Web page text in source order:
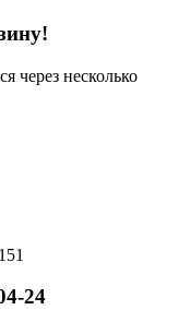
через несколько
24